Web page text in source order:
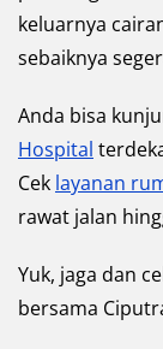
keluarnya
sebaiknya
Anda bisa
Hospital
Cek layanan
rawat jalan
Yuk, jaga dan
bersama